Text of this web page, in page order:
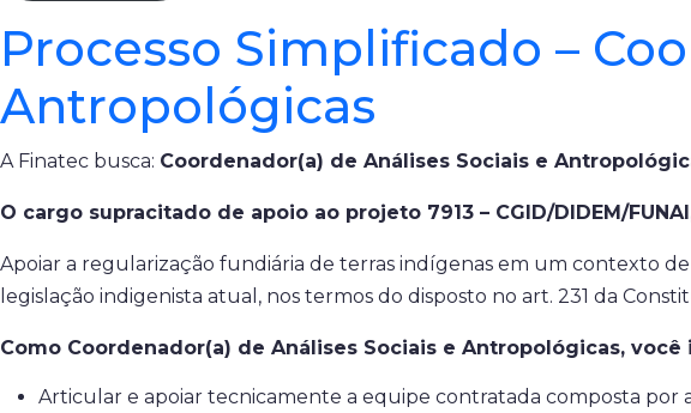
Processo Simplificado –
Antropológicas
A Finatec busca: Coordenador(a) de Análises Sociais e
O cargo supracitado de apoio ao projeto 7913 – CGID/DIDEM/
Apoiar a regularização fundiária de terras indígenas em um contexto
legislação indigenista atual, nos termos do disposto no art. 231 da
Como Coordenador(a) de Análises Sociais e Antropológicas, você
Articular e apoiar tecnicamente a equipe contratada composta por